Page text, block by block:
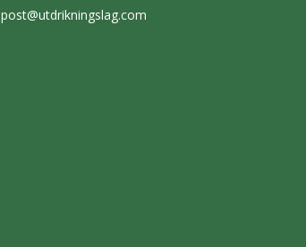
post@utdrikningslag.com